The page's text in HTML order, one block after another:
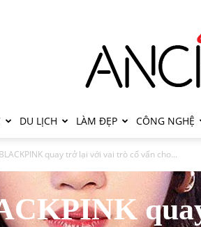
DU LỊCH LÀM ĐẸP CÔNG NGHỆ
quay trở lại với vai trò cố vấn cho...